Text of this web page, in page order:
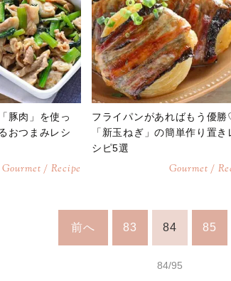
豚肉」を使っ
おつまみレシ
Gourmet / Recipe
フライパンがあればもう優
「新玉ねぎ」の簡単作り置き
シピ5選
Gourmet /
前へ 83 84 85
84/95